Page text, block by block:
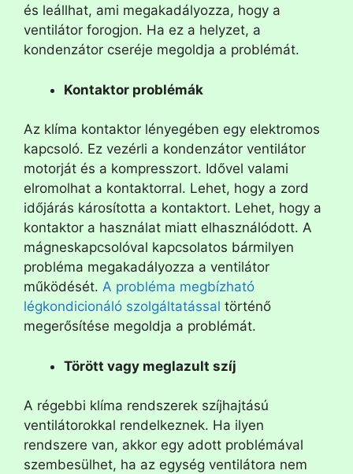
és leállhat, ami megakadályozza, hogy a
ventilátor forogjon. Ha ez a helyzet, a
kondenzátor cseréje megoldja a problémát.
Kontaktor problémák
Az klíma kontaktor lényegében egy elektromos
kapcsoló. Ez vezérli a kondenzátor ventilátor
motorját és a kompresszort. Idővel valami
elromolhat a kontaktorral. Lehet, hogy a zord
időjárás károsította a kontaktort. Lehet, hogy a
kontaktor a használat miatt elhasználódott. A
mágneskapcsolóval kapcsolatos bármilyen
probléma megakadályozza a ventilátor
működését. A probléma megbízható
légkondicionáló szolgáltatással történő
megerősítése megoldja a problémát.
Törött vagy meglazult szíj
A régebbi klíma rendszerek szíjhajtású
ventilátorokkal rendelkeznek. Ha ilyen
rendszere van, akkor egy adott problémával
szembesülhet, ha az egység ventilátora nem